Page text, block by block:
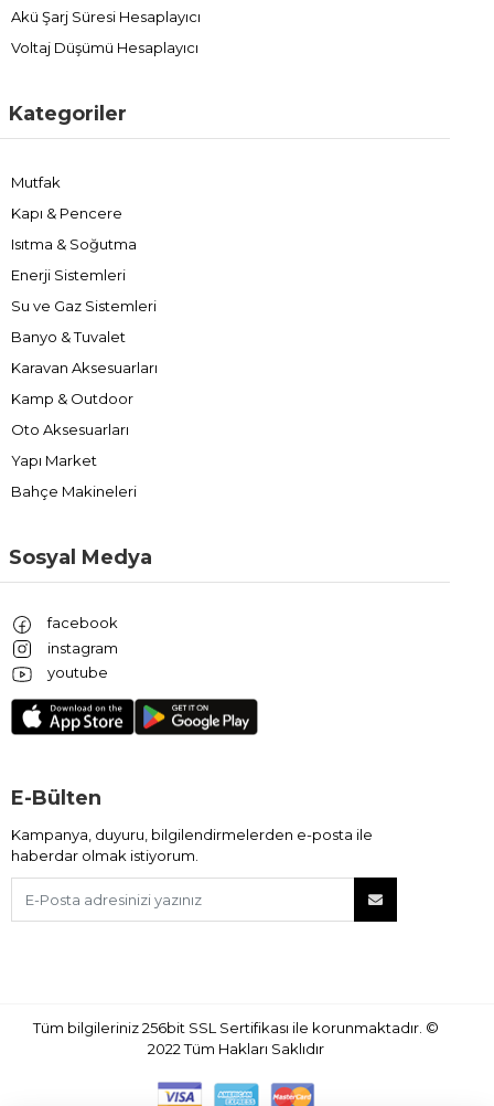
Akü Şarj Süresi Hesaplayıcı
Voltaj Düşümü Hesaplayıcı
Kategoriler
Mutfak
Kapı & Pencere
Isıtma & Soğutma
Enerji Sistemleri
Su ve Gaz Sistemleri
Banyo & Tuvalet
Karavan Aksesuarları
Kamp & Outdoor
Oto Aksesuarları
Yapı Market
Bahçe Makineleri
Sosyal Medya
facebook
instagram
youtube
E-Bülten
Kampanya, duyuru, bilgilendirmelerden e-posta ile
haberdar olmak istiyorum.
Tüm bilgileriniz 256bit SSL Sertifikası ile korunmaktadır. ©
2022Tüm Hakları Saklıdır